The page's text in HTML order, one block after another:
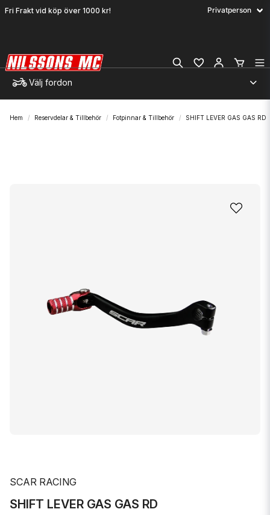
Fri Frakt vid köp över 1000 kr!
Välj fordon
Hem Reservdelar & Tillbehör Fotpinnar & Tillbehör SHIFT LEVER GAS GAS RD
SCAR RACING
SHIFT LEVER GAS GAS RD